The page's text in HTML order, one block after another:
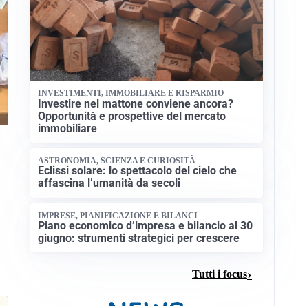
INVESTIMENTI, IMMOBILIARE E RISPARMIO
Investire nel mattone conviene ancora?
Opportunità e prospettive del mercato
immobiliare
ASTRONOMIA, SCIENZA E CURIOSITÀ
Eclissi solare: lo spettacolo del cielo che
affascina l’umanità da secoli
IMPRESE, PIANIFICAZIONE E BILANCI
Piano economico d’impresa e bilancio al 30
giugno: strumenti strategici per crescere
Tutti i focus